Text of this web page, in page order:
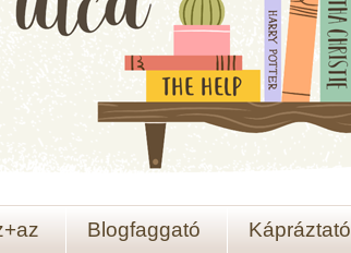
Blogfaggató Kápráztató